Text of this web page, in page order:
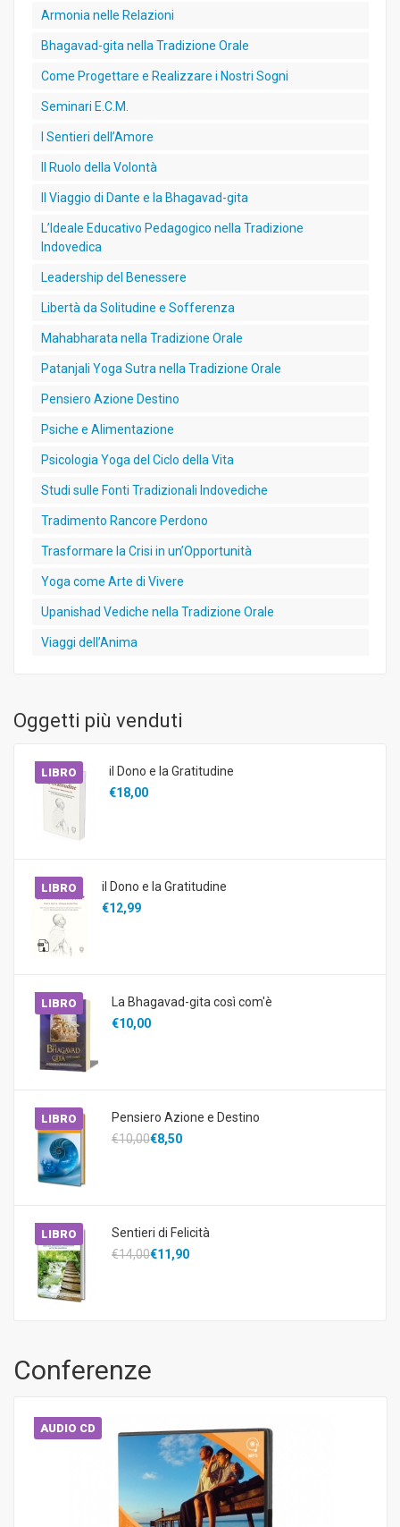
Armonia nelle Relazioni
Bhagavad-gita nella Tradizione Orale
Come Progettare e Realizzare i Nostri Sogni
Seminari E.C.M.
I Sentieri dell’Amore
Il Ruolo della Volontà
Il Viaggio di Dante e la Bhagavad-gita
L’Ideale Educativo Pedagogico nella Tradizione
Indovedica
Leadership del Benessere
Libertà da Solitudine e Sofferenza
Mahabharata nella Tradizione Orale
Patanjali Yoga Sutra nella Tradizione Orale
Pensiero Azione Destino
Psiche e Alimentazione
Psicologia Yoga del Ciclo della Vita
Studi sulle Fonti Tradizionali Indovediche
Tradimento Rancore Perdono
Trasformare la Crisi in un’Opportunità
Yoga come Arte di Vivere
Upanishad Vediche nella Tradizione Orale
Viaggi dell’Anima
Oggetti più venduti
LIBRO
il Dono e la Gratitudine
€18,00
LIBRO
il Dono e la Gratitudine
€12,99
LIBRO
La Bhagavad-gita così com'è
€10,00
LIBRO
Pensiero Azione e Destino
€10,00€8,50
LIBRO
Sentieri di Felicità
€14,00€11,90
Conferenze
AUDIO CD